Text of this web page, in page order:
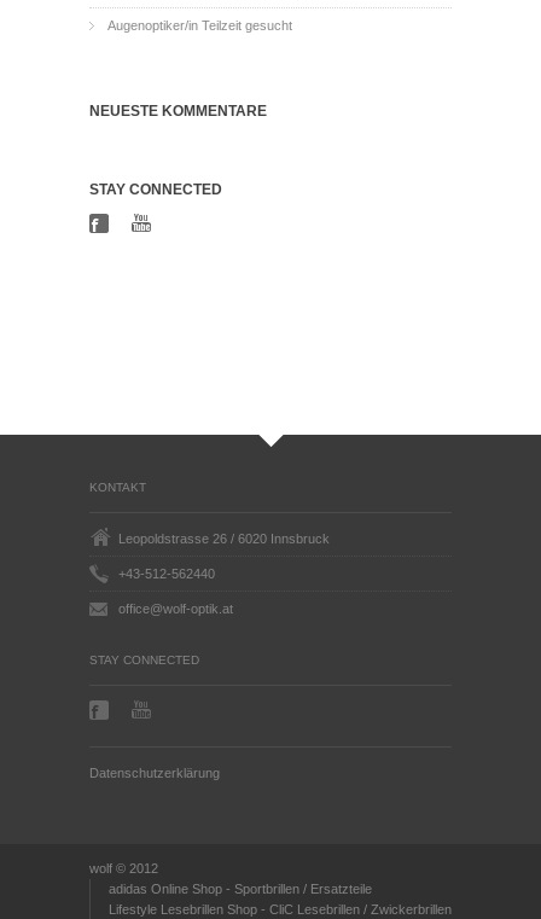
Augenoptiker/in Teilzeit gesucht
NEUESTE KOMMENTARE
STAY CONNECTED
KONTAKT
Leopoldstrasse 26 / 6020 Innsbruck
+43-512-562440
office@wolf-optik.at
STAY CONNECTED
Datenschutzerklärung
wolf © 2012
adidas Online Shop - Sportbrillen / Ersatzteile
Lifestyle Lesebrillen Shop - CliC Lesebrillen / Zwickerbrillen